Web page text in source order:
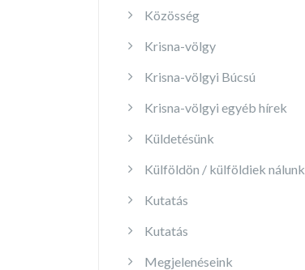
Közösség
Krisna-völgy
Krisna-völgyi Búcsú
Krisna-völgyi egyéb hírek
Küldetésünk
Külföldön / külföldiek nálunk
Kutatás
Kutatás
Megjelenéseink